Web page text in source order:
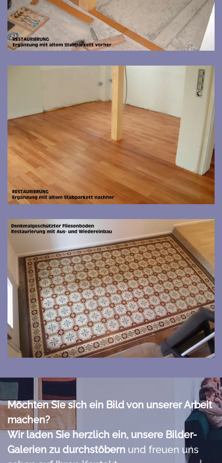
Bild vergrößern
Bild vergrößern
Bild vergrößern
Möchten Sie sich ein Bild von unserer Arbeit
machen?
Wir laden Sie herzlich ein, unsere Bilder-
Galerien zu durchstöbern und freuen uns